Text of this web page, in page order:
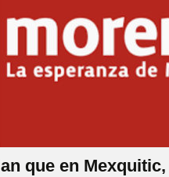
que en